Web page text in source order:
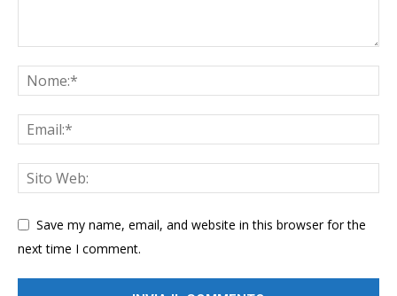
Save my name, email, and website in this browser for the
next time I comment.